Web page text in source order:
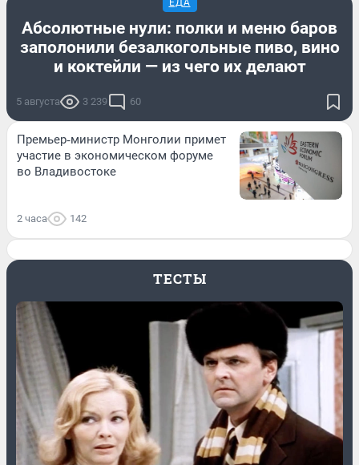
ЕДА
Абсолютные нули: полки и меню баров
заполонили безалкогольные пиво, вино
и коктейли — из чего их делают
5 августа 3 239 60
Премьер‑министр Монголии примет
участие в экономическом форуме
во Владивостоке
2 часа 142
ТЕСТЫ